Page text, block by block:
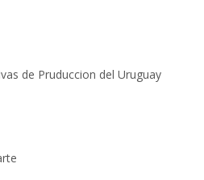
de Pruduccion del Uruguay